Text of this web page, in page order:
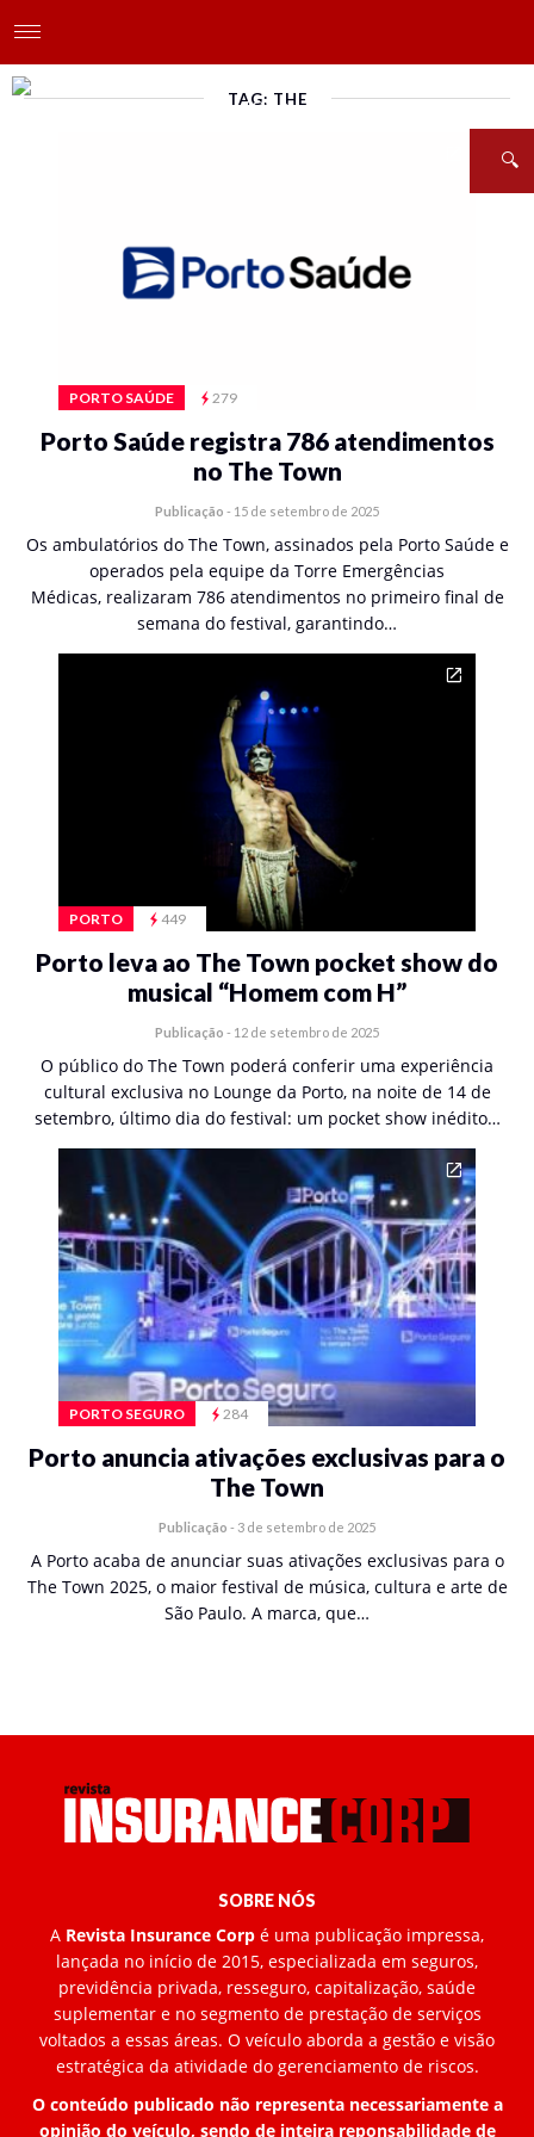
TAG: THE
PORTO SAÚDE 279
Porto Saúde registra 786 atendimentos
no The Town
Publicação - 15 de setembro de 2025
Os ambulatórios do The Town, assinados pela Porto Saúde e
operados pela equipe da Torre Emergências
Médicas, realizaram 786 atendimentos no primeiro final de
semana do festival, garantindo…
PORTO 449
Porto leva ao The Town pocket show do
musical “Homem com H”
Publicação - 12 de setembro de 2025
O público do The Town poderá conferir uma experiência
cultural exclusiva no Lounge da Porto, na noite de 14 de
setembro, último dia do festival: um pocket show inédito…
PORTO SEGURO 284
Porto anuncia ativações exclusivas para o
The Town
Publicação - 3 de setembro de 2025
A Porto acaba de anunciar suas ativações exclusivas para o
The Town 2025, o maior festival de música, cultura e arte de
São Paulo. A marca, que…
SOBRE NÓS
A Revista Insurance Corp é uma publicação impressa,
lançada no início de 2015, especializada em seguros,
previdência privada, resseguro, capitalização, saúde
suplementar e no segmento de prestação de serviços
voltados a essas áreas. O veículo aborda a gestão e visão
estratégica da atividade do gerenciamento de riscos.
O conteúdo publicado não representa necessariamente a
opinião do veículo, sendo de inteira reponsabilidade de